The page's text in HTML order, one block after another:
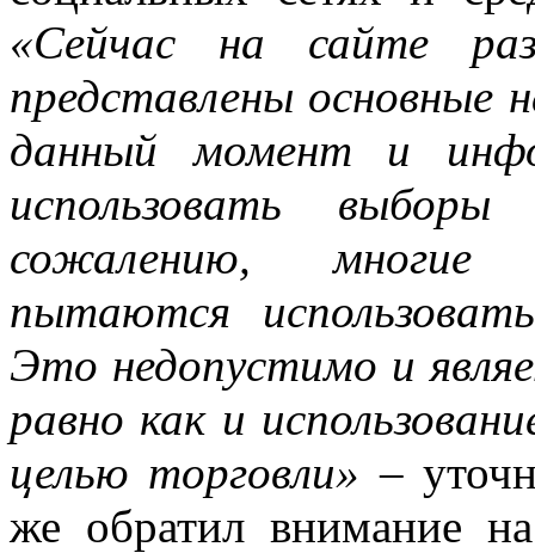
«Сейчас на сайте
представлены основные
данный момент и
использовать
сожалению, многие
пытаются
Это недопустимо и
равно как и
целью торговли» –
же обратил внимание